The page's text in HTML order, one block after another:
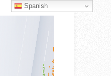
Spanish